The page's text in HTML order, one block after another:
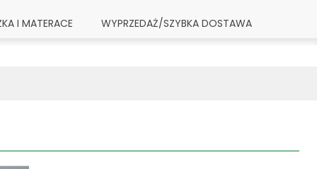
I MATERACE WYPRZEDAŻ/SZYBKA DOSTAWA